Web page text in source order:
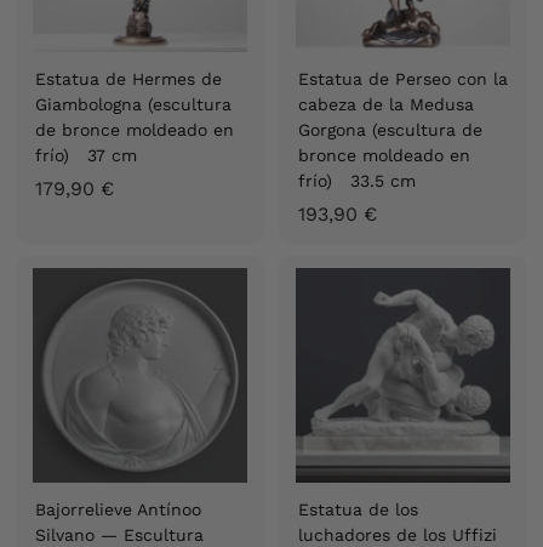
Estatua de Hermes de
Giambologna (escultura
de bronce moldeado en
frío) 37 cm
179,90 €1
,
€
Estatua de Perseo con la
cabeza de la Medusa
Gorgona (escultura de
bronce moldeado en
frío) 33.5 cm
193,90 €1
3
,
9
0
€
Bajorrelieve Antínoo
Silvano — Escultura
Estatua de los
luchadores de los Uffizi